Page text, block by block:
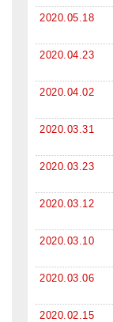
アマナマナとは
About Us
メールお便り登録
LINEお友だち登
2020.05.18
2020.04.23
2020.04.02
2020.03.31
2020.03.23
2020.03.12
2020.03.10
2020.03.06
2020.02.15